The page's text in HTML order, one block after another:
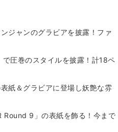
ジャンのグラビアを披露！ファ
圧巻のスタイルを披露！計18ペ
紙＆グラビアに登場し妖艶な雰
Round 9」の表紙を飾る！今まで